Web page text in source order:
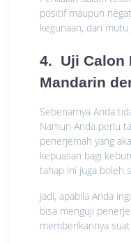
positif maupun
kegunaan, dan mutu
4. Uji Calon
Mandarin
Sebenarnya Anda
Namun Anda perlu
penerjemah yang
kepuasan bagi
tahap ini juga boleh
Jadi, apabila Anda
bisa menguji
memberikannya